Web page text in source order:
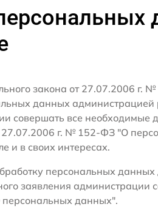
закона от 27.07.2006
данных администрацией
совершать все
27.07.2006 г. № 152-ФЗ "О
и в своих интересах.
персональных
заявления
данных".